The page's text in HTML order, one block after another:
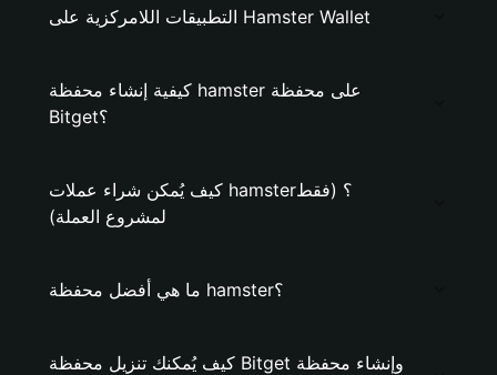
التطبيقات اللامركزية على Hamster Wallet
كيفية إنشاء محفظة hamster على محفظة
Bitget؟
كيف يُمكن شراء عملات hamster؟ (فقط
لمشروع العملة)
ما هي أفضل محفظة hamster؟
كيف يُمكنك تنزيل محفظة Bitget وإنشاء محفظة